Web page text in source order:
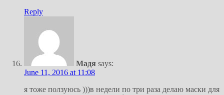
Reply
Мадя says:
June 11, 2016 at 11:08
я тоже ползуюсь )))в недели по три раза делаю маски для